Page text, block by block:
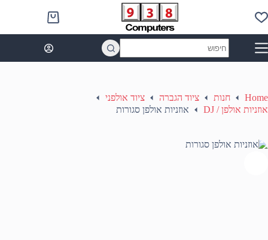
to
content
Shopping
cart
results
Home חנות ציוד הגברה
ציוד אולפני
אוזניות אולפן / DJ
אוזניות אולפן סגורות